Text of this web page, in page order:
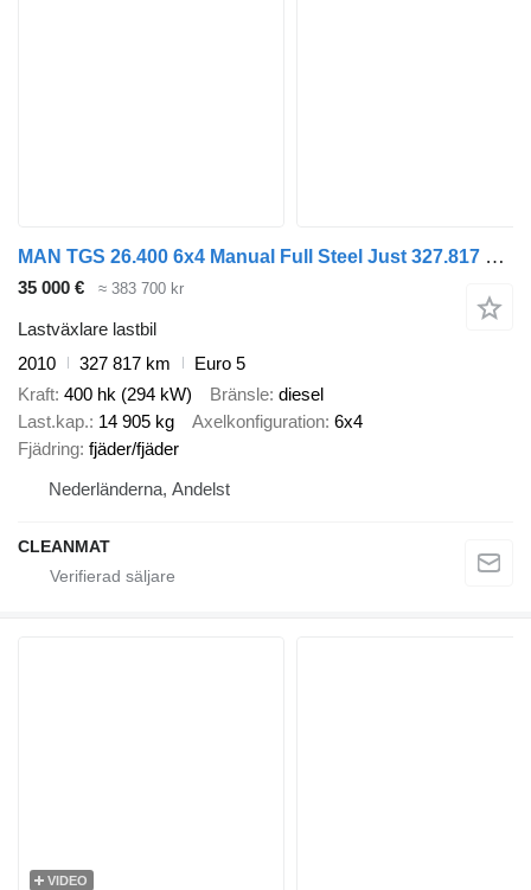
MAN TGS 26.400 6x4 Manual Full Steel Just 327.817 km!
35 000 € ≈ 383 700 kr
Lastväxlare lastbil
2010
327 817 km
Euro 5
Kraft 400 hk (294 kW) Bränsle diesel
Last.kap. 14 905 kg Axelkonfiguration 6x4
Fjädring fjäder/fjäder
Nederländerna, Andelst
CLEANMAT
VIDEO